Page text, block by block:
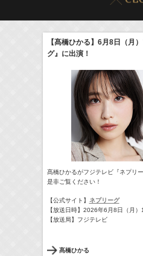
本日の出演情報8/9(Sun)
6:35-7:00
(TV) NHK俳句
8:00-8:24
(
09:54-
(TV ) サンデー・
11:45-12:45
(TV) スクール革
> More
【髙橋ひかる】6月8日（月
グ』に出演！
髙橋ひかるがフジテレビ『ネプリ
是非ご覧ください！
【公式サイト】 ネプリーグ
【放送日時】2026年6月8日（月
【放送局】フジテレビ
髙橋ひかる